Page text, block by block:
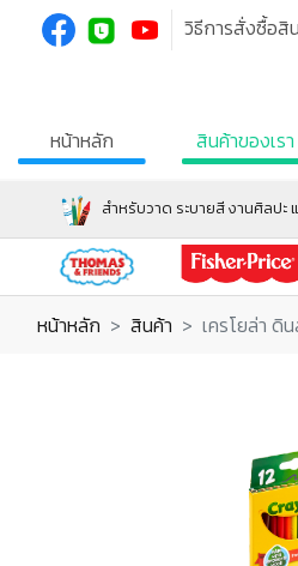
วิธีการสั่งซื้อสิ
หน้าหลัก สินค้าของเรา
สำหรับวาด ระบายสี งานศิลปะ
หน้าหลัก สินค้า เครโยล่า ดิ